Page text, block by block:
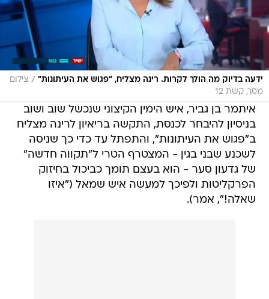
ידעה בדיוק מה הולך לקרות. רינה מצליח, "פגוש את העיתונות" / צילום
מסך, קשת 12
איתמר בן גביר, איש הימין הקיצוני שנכשל שוב ושוב
בניסיון להיבחר לכנסת, התקשה בריאיון לרינה מצליח
ב"פגוש את העיתונות", והתפתל עד כדי כך שניסה
לשכנע שבני בגין - המצטרף הטרי ל"תקווה חדשה"
של גדעון סער - הוא בעצם תומך כביכול בחיזוק
הפרקליטות ולפיכך למעשה איש שמאל ("איזו
שאלה!", אמר).